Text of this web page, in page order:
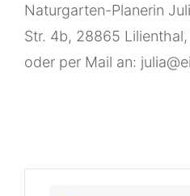
Naturgarten-Planerin
Str. 4b, 28865
oder per Mail an: